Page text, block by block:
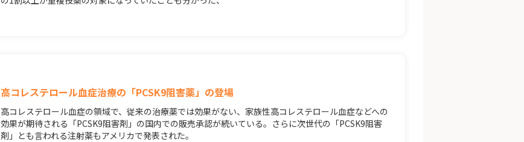
高コレステロール血症治療の「PCSK9阻害薬」の登場
高コレステロール血症の領域で、従来の治療薬では効果がない、家族性高コレステロール血症などへの
効果が期待される「PCSK9阻害剤」の国内での販売承認が続いている。さらに次世代の「PCSK9阻害
剤」とも言われる注射薬もアメリカで発表された。